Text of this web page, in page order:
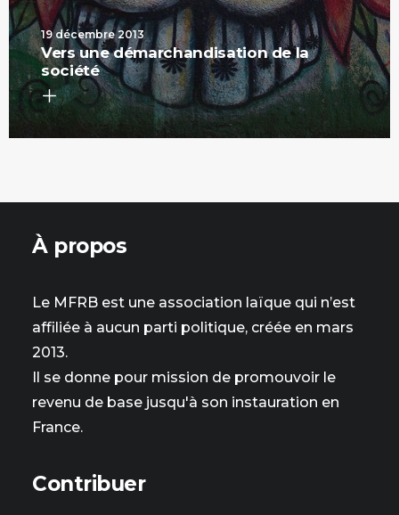
19 décembre 2013
Vers une démarchandisation de la
société
À propos
Le MFRB est une association laïque qui n’est
affiliée à aucun parti politique, créée en mars
2013.
Il se donne pour mission de promouvoir le
revenu de base jusqu'à son instauration en
France.
Contribuer